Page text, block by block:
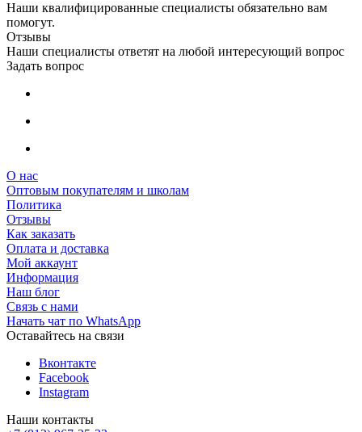
Наши квалифицированные специалисты обязательно вам
помогут.
Отзывы
Наши специалисты ответят на любой интересующий вопрос
Задать вопрос
О нас
Оптовым покупателям и школам
Политика
Отзывы
Как заказать
Оплата и доставка
Мой аккаунт
Информация
Наш блог
Связь с нами
Начать чат по WhatsApp
Оставайтесь на связи
Вконтакте
Facebook
Instagram
Наши контакты